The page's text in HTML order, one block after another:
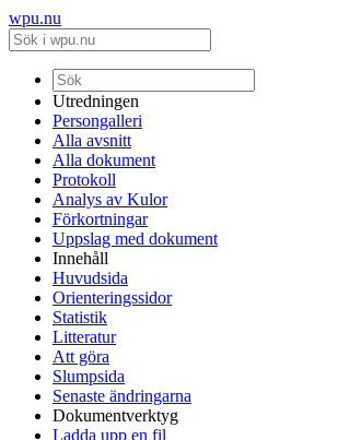
wpu.nu
Utredningen
Persongalleri
Alla avsnitt
Alla dokument
Protokoll
Analys av Kulor
Förkortningar
Uppslag med dokument
Innehåll
Huvudsida
Orienteringssidor
Statistik
Litteratur
Att göra
Slumpsida
Senaste ändringarna
Dokumentverktyg
Ladda upp en fil